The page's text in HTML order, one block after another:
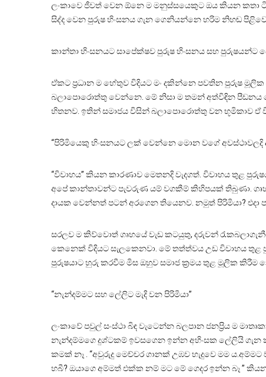
ලංකාවෙ ජීවත් වෙන ඕනෙ ම මනුස්සයෙකුට ඔය කියන කතා
සිද්ද වෙන පුරුෂ හිංසනය ගැන ගෙනියන්නෙ හරිම නිහඬ
කාන්තා හිංසනයට සාපේක්ෂව පුරුෂ හිංසනය සහ පුරුෂයන්ට
ඒකට ප්‍රධාන ම හේතුව විදියට මං දකින්නෙ පවතින පුරුෂ
බලාපොරොත්තු වෙන්නෙ. මේ නිසා ම තමන් අත්විඳින පීඩනය
හිතනව. ඉතින් සමාජය විසින් බලාපොරොත්තු වන භූමිකාව ඒ
“පිරිමියෙකු හිංසනයට ලක් වෙන්නෙ මොන වගේ අවස්ථාවලදි
“විවාහය” කියන කාරණාව මෙතනදි වැදගත්. විවාහය තුළ
අපේ කාන්තාවන්ට පැවරුණ යම් වගකීම් කිහිපයක් තිබුණා.
දායක වෙන්නත් පටන් අරගෙන තියෙනව. නමුත් පිරිමියා? එදා
සරලව ම කිව්වොත් ගෘහයේ වැඩ කටයුතු, දරුවන්
කෙනෙක් විදියට සැලකෙනවා. මේ තත්ත්වය උඩ විවාහය
පුරුෂයාට හුරු කරවීම මිස ඔහුව සමාජ ක්‍රමය තුළ මූලික කිරීම
“නැන්දම්මට සහ ලේලිට මැදි වන පිරිමියා”
ලංකාවේ පවුල් සංස්ථා බිඳ වැටෙන්න බලපාන ජනප්‍රිය ම
නැන්දම්මගෙ දුශ්ටකම් ඉවසගෙන ඉන්න අහිංසක ලේලියි
කමක් නෑ . “අවුරුදු මෙච්චර ගානක් උඹව හැදුවෙ මම
හබී? ඔයාගෙ අම්මත් එක්ක නම් මට මේ ගෙදර ඉන්න බෑ ”